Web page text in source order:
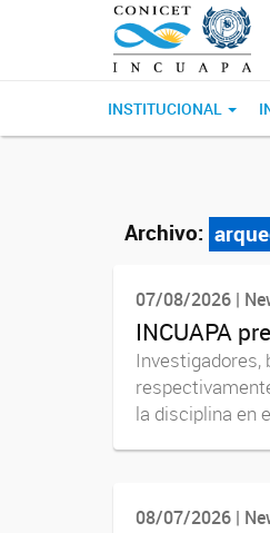
INSTITUCIONAL
Archivo:
07/08/2026 |
INCUAPA
Investigadores,
la disciplina en
08/07/2026 |